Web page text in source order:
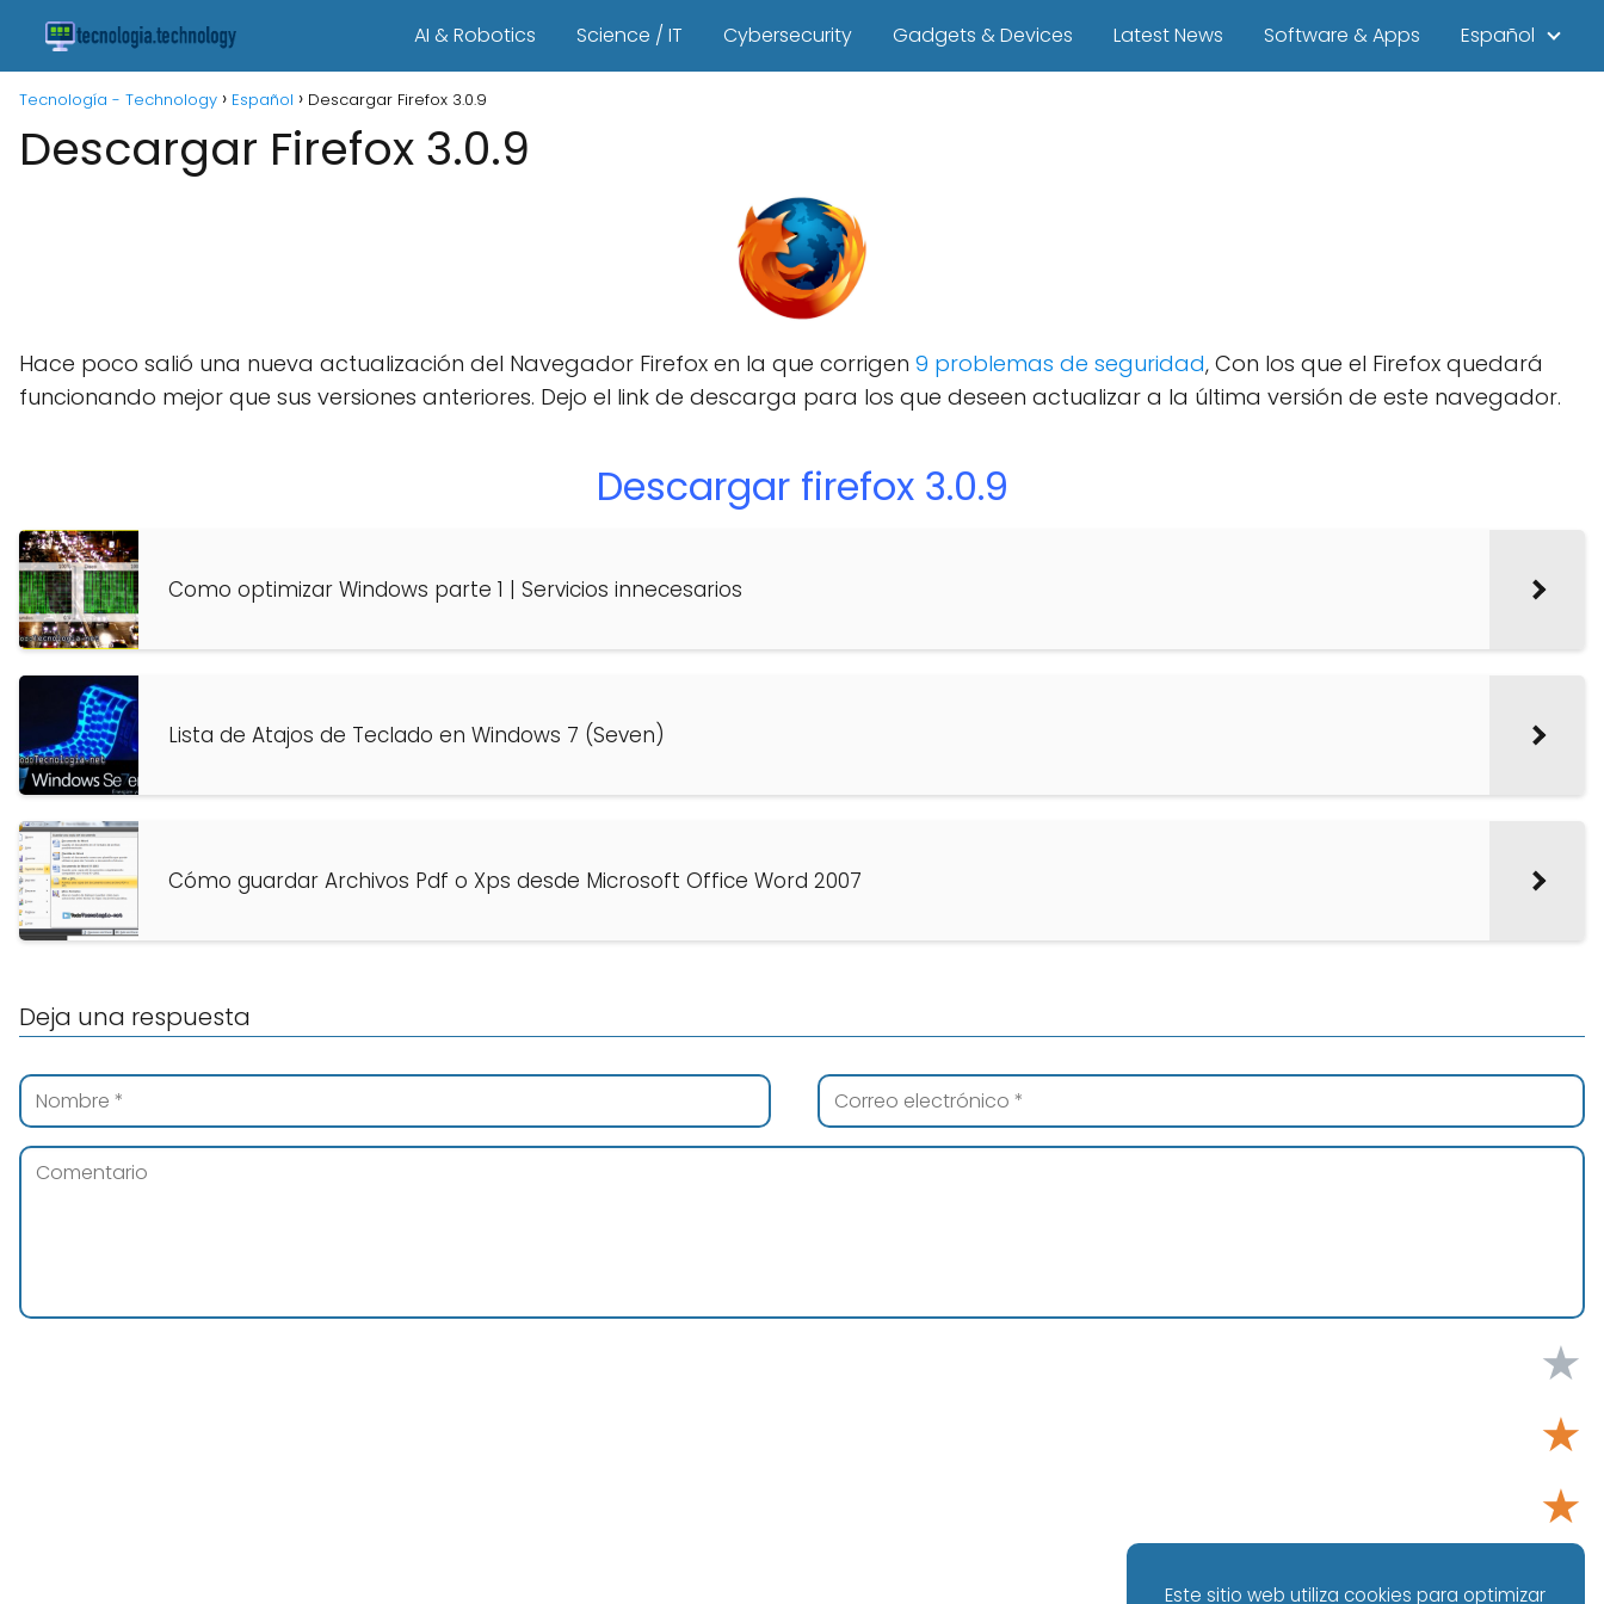
AI & Robotics Science / IT Cybersecurity Gadgets & Devices Latest News Software & Apps Español
Tecnología - Technology Español Descargar Firefox 3.0.9
Descargar Firefox 3.0.9
Hace poco salió una nueva actualización del Navegador Firefox en la que corrigen 9 problemas de seguridad, Con los que el Firefox quedará
funcionando mejor que sus versiones anteriores. Dejo el link de descarga para los que deseen actualizar a la última versión de este navegador.
Descargar firefox 3.0.9
Como optimizar Windows parte 1 | Servicios innecesarios
Lista de Atajos de Teclado en Windows 7 (Seven)
Cómo guardar Archivos Pdf o Xps desde Microsoft Office Word 2007
Deja una respuesta
★
★
★
★
Este sitio web utiliza cookies para optimizar